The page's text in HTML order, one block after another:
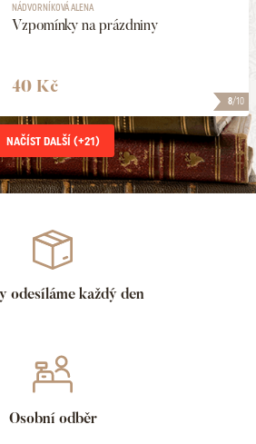
8/10
NÁDVORNÍKOVÁ ALENA
Vzpomínky na prázdniny
40 Kč
NAČÍST DALŠÍ (+21)
odesíláme každý den
Osobní odběr